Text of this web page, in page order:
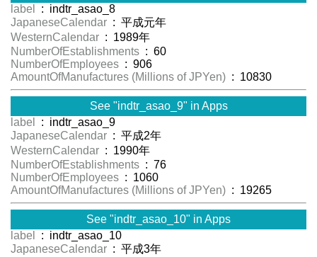
label
: indtr_asao_8
JapaneseCalendar : 平成元年
WesternCalendar : 1989年
NumberOfEstablishments : 60
NumberOfEmployees : 906
AmountOfManufactures (Millions of JPYen) : 10830
See "indtr_asao_9" in Apps
label
: indtr_asao_9
JapaneseCalendar : 平成2年
WesternCalendar : 1990年
NumberOfEstablishments : 76
NumberOfEmployees : 1060
AmountOfManufactures (Millions of JPYen) : 19265
See "indtr_asao_10" in Apps
label
: indtr_asao_10
JapaneseCalendar : 平成3年